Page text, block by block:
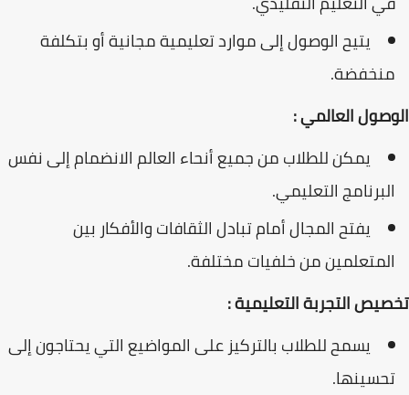
يتيح الوصول إلى موارد تعليمية مجانية أو بتكلفة
منخفضة.
الوصول العالمي :
يمكن للطلاب من جميع أنحاء العالم الانضمام إلى نفس
البرنامج التعليمي.
يفتح المجال أمام تبادل الثقافات والأفكار بين
المتعلمين من خلفيات مختلفة.
تخصيص التجربة التعليمية :
يسمح للطلاب بالتركيز على المواضيع التي يحتاجون إلى
تحسينها.